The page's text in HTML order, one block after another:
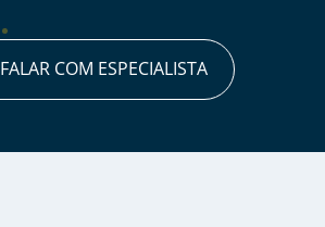
FALAR COM ESPECIALISTA